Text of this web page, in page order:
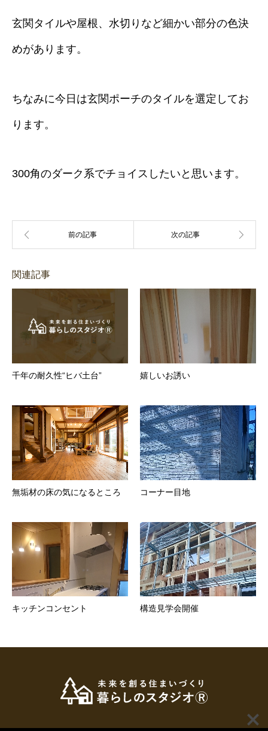
玄関タイルや屋根、水切りなど細かい部分の色決
めがあります。
ちなみに今日は玄関ポーチのタイルを選定してお
ります。
300角のダーク系でチョイスしたいと思います。
関連記事
千年の耐久性“ヒバ土台” 嬉しいお誘い
無垢材の床の気になるところ コーナー目地
キッチンコンセント 構造見学会開催